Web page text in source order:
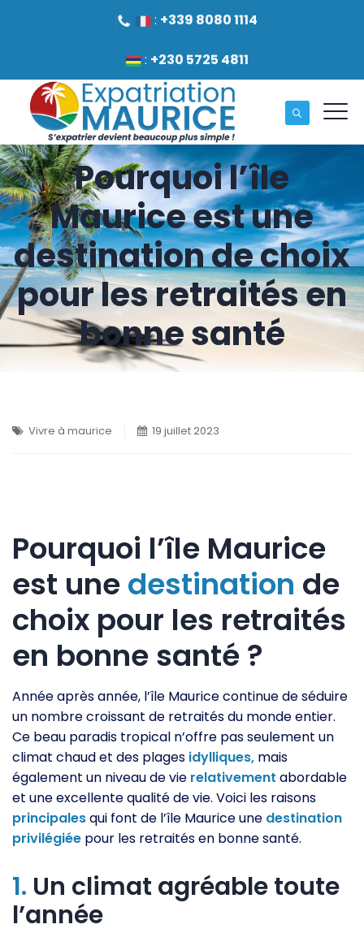
: +339 8080 1114
: +230 5725 4811
Pourquoi l’île
Maurice est une
destination de choix
pour les retraités en
bonne santé
Vivre à maurice 19 juillet 2023
Pourquoi l’île Maurice
est unedestination de
choix pour les retraités
en bonne santé ?
Année après année, l’île Maurice continue de séduire
un nombre croissant de retraités du monde entier.
Ce beau paradis tropical n’offre pas seulement un
climat chaud et des plages idylliques, mais
également un niveau de vie relativement abordable
et une excellente qualité de vie. Voici les raisons
principalesqui font de l’île Maurice une destination
privilégiée pour les retraités en bonne santé.
1. Un climat agréable toute
l’année